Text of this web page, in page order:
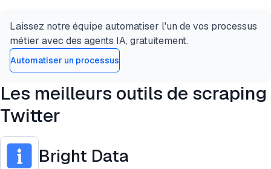
Laissez notre équipe automatiser l'un de vos processus
métier avec des agents IA, gratuitement.
Automatiser un processus
Les meilleurs outils de scraping
Twitter
Bright Data